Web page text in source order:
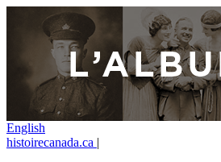
English
histoirecanada.ca |